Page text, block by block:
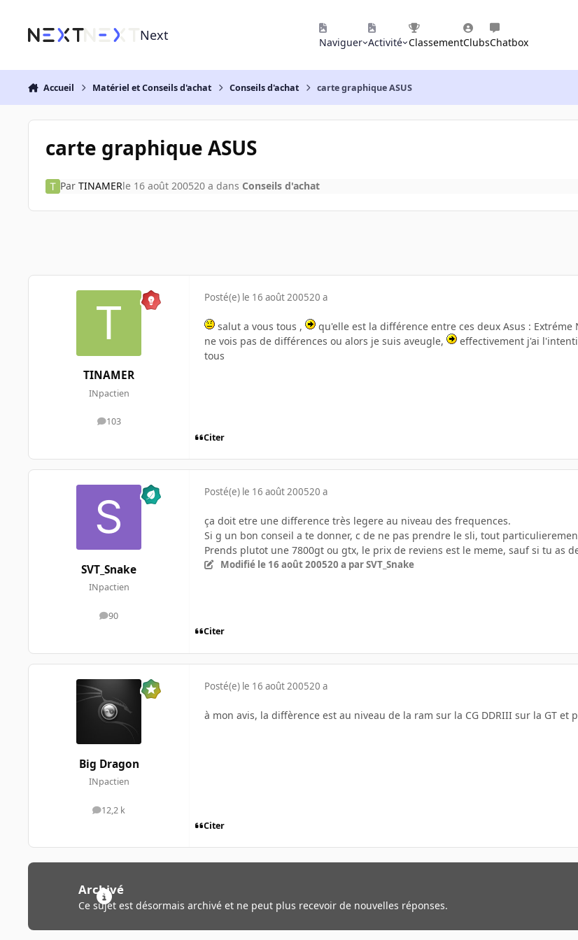
Next Naviguer Activité ClassementClubsChatbox
Accueil Matériel et Conseils d'achat Conseils d'achat carte graphique ASUS
carte graphique ASUS
Par TINAMERle 16 août 200520 a dans Conseils d'achat
TINAMER
INpactien
103
messages
Posté(e) le 16 août 200520 a
salut a vous tous ,
qu'elle est la différence entre ces deux Asus : Extréme
ne vois pas de différences ou alors je suis aveugle,
effectivement j'ai
tous
Citer
SVT_Snake
INpactien
90
messages
Posté(e) le 16 août 200520 a
ça doit etre une difference très legere au niveau des frequences.
Si g un bon conseil a te donner, c de ne pas prendre le sli, tout
Prends plutot une 7800gt ou gtx, le prix de reviens est le meme, sauf si tu as
Modifié le 16 août 200520 a par SVT_Snake
Citer
Big Dragon
INpactien
12,2 k
messages
Posté(e) le 16 août 200520 a
à mon avis, la diffèrence est au niveau de la ram sur la CG DDRIII sur la GT
Citer
Archivé
Ce sujet est désormais archivé et ne peut plus recevoir de nouvelles réponses.